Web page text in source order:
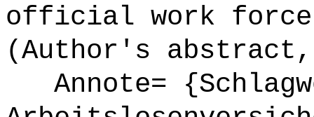
official work
(Author's
Annote=